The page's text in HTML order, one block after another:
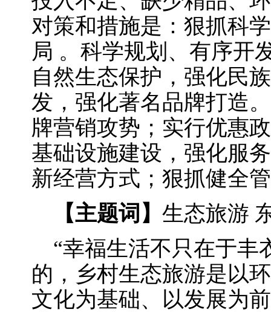
对策和措施是：狠抓科
局 。科学规划、有序开
自然生态保护，强化民
发，强化著名品牌打造
牌营销攻势；实行优惠
基础设施建设，强化服
新经营方式；狠抓健全
【主题词】 生态旅游
“幸福生活不只在于丰
的，乡村生态旅游是以
文化为基础、以发展为